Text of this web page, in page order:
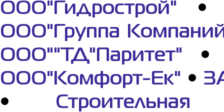
ООО"Гидрострой"
ООО"Группа
ООО""ТД"Паритет"
ООО"Комфорт-Ек" •
• Строительная